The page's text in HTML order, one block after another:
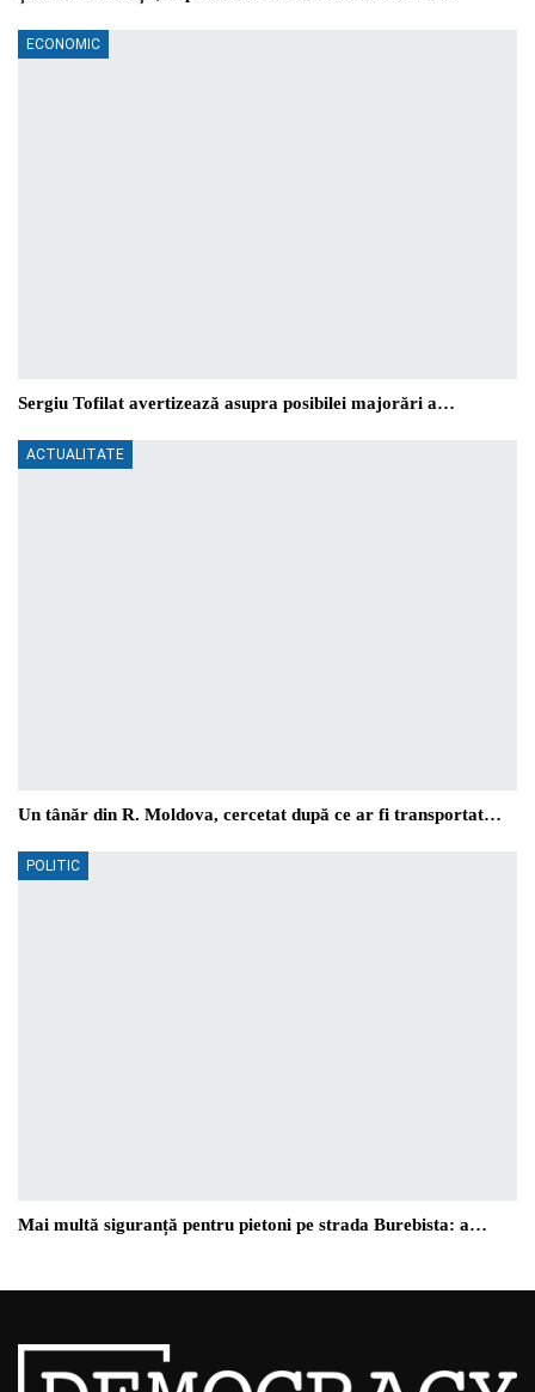
ECONOMIC
Sergiu Tofilat avertizează asupra posibilei majorări a…
ACTUALITATE
Un tânăr din R. Moldova, cercetat după ce ar fi transportat…
POLITIC
Mai multă siguranță pentru pietoni pe strada Burebista: a…